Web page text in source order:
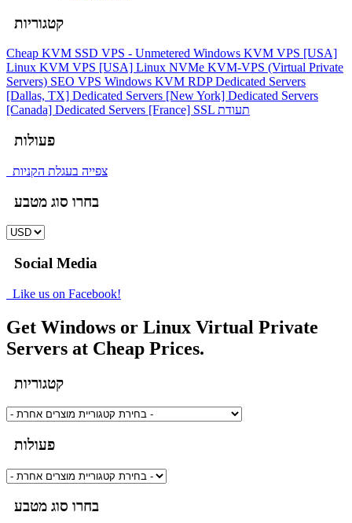
קטגוריות
Cheap KVM SSD VPS - Unmetered Windows KVM VPS [USA]
Linux KVM VPS [USA] Linux NVMe KVM-VPS (Virtual Private
Servers) SEO VPS Windows KVM RDPDedicated Servers
[Dallas, TX] Dedicated Servers [New York] Dedicated Servers
[Canada] Dedicated Servers [France] SSL תעודת
פעולות
צפייה בעגלת הקניות
בחרו סוג מטבע
Social Media
Like us on Facebook!
Get Windows or Linux Virtual Private
Servers at Cheap Prices.
קטגוריות
פעולות
בחרו סוג מטבע